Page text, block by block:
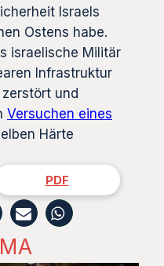
Israels
Ostens habe.
israelische Militär
Infrastruktur
und
Versuchen eines
Härte
PDF